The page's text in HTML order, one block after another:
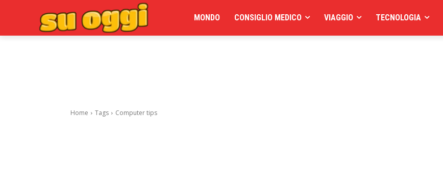
MONDO CONSIGLIO MEDICO VIAGGIO TECNOLOGIA
Home Tags Computer tips